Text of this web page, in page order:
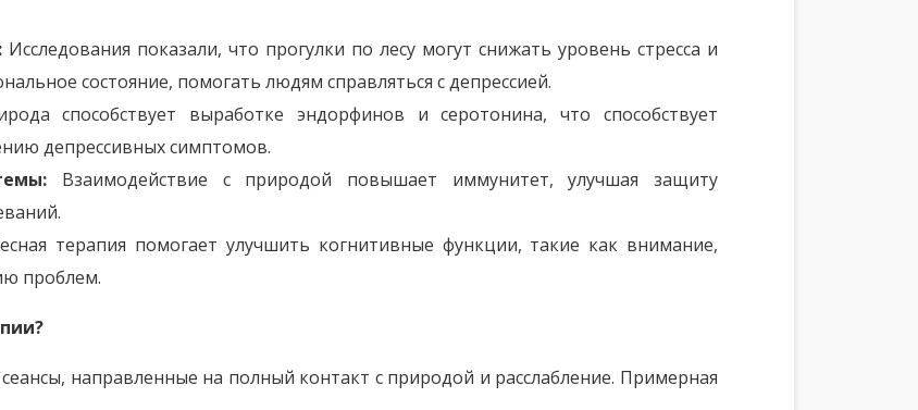
Исследования показали, что прогулки по лесу могут снижать уровень стресса и
состояние, помогать людям справляться с депрессией.
способствует выработке эндорфинов и серотонина, что способствует
депрессивных симптомов.
Взаимодействие с природой повышает иммунитет, улучшая защиту
терапия помогает улучшить когнитивные функции, такие как внимание,
проблем.
направленные на полный контакт с природой и расслабление. Примерная